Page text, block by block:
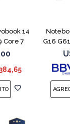
14
Core 7
G16